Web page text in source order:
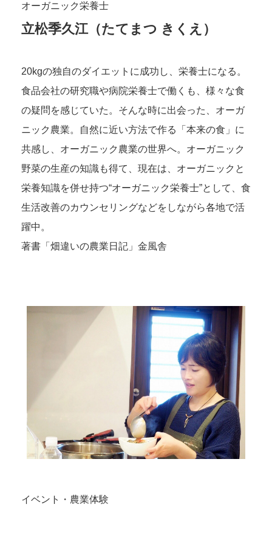
オーガニック栄養士
立松季久江（たてまつ きくえ）
20kgの独自のダイエットに成功し、栄養士になる。
食品会社の研究職や病院栄養士で働くも、様々な食
の疑問を感じていた。そんな時に出会った、オーガ
ニック農業。自然に近い方法で作る「本来の食」に
共感し、オーガニック農業の世界へ。オーガニック
野菜の生産の知識も得て、現在は、オーガニックと
栄養知識を併せ持つ“オーガニック栄養士”として、食
生活改善のカウンセリングなどをしながら各地で活
躍中。
著書「畑違いの農業日記」金風舎
イベント・農業体験